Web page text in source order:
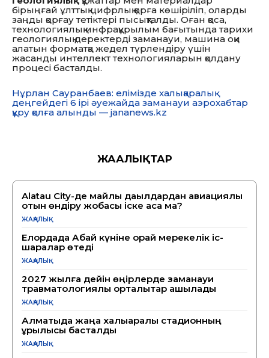
бірыңғай ұлттық цифрлық қорға көшіріліп, оларды
заңды қорғау тетіктері пысықталды. Оған қоса,
технологиялық инфрақұрылым бағытында тарихи
геологиялық деректерді заманауи, машина оқи
алатын форматқа жедел түрлендіру үшін
жасанды интеллект технологияларын қолдану
процесі басталды.
Нұрлан Сауранбаев: елімізде халықаралық
деңгейдегі 6 ірі әуежайда заманауи аэрохабтар
құру қолға алынды — jananews.kz
ЖАҢАЛЫҚТАР
Alatau City-де майлы дақылдардан авиациялық
отын өндіру жобасы іске аса ма?
ЖАҢАЛЫҚ
Елордада Абай күніне орай мерекелік іс-
шаралар өтеді
ЖАҢАЛЫҚ
2027 жылға дейін өңірлерде заманауи
травматологиялық орталықтар ашылады
ЖАҢАЛЫҚ
Алматыда жаңа халықаралық стадионның
құрылысы басталды
ЖАҢАЛЫҚ